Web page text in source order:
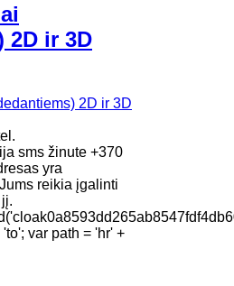
2D ir 3D
sms žinute +370
yra
reikia įgalinti
var path = 'hr' +